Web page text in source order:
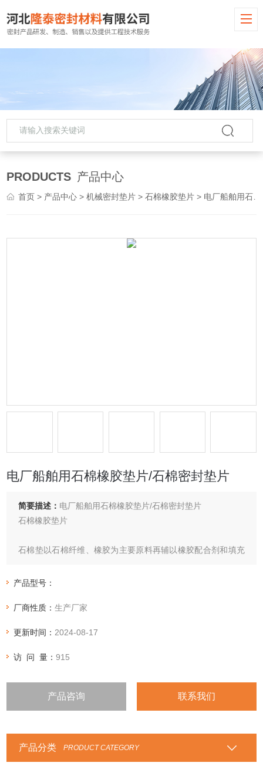
PRODUCTS 产品中心
首页 > 产品中心 >机械密封垫片 >石棉橡胶垫片 > 电厂船舶用石棉橡胶垫片/石棉密封垫片
电厂船舶用石棉橡胶垫片/石棉密封垫片
简要描述： 电厂船舶用石棉橡胶垫片/石棉密封垫片
石棉橡胶垫片
石棉垫以石棉纤维、橡胶为主要原料再辅以橡胶配合剂和填充
成。
产品型号：
厂商性质：生产厂家
更新时间： 2024-08-17
访 问 量：915
产品咨询 联系我们
产品分类 PRODUCT CATEGORY